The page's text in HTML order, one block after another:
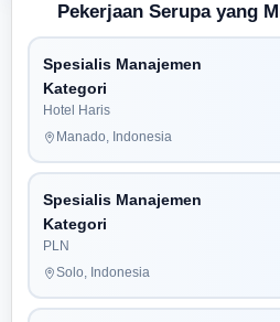
Pekerjaan Serupa yang
Spesialis Manajemen
Kategori
Hotel Haris
Manado, Indonesia
Spesialis Manajemen
Kategori
PLN
Solo, Indonesia